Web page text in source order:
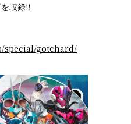
収録‼️
special/gotchard/